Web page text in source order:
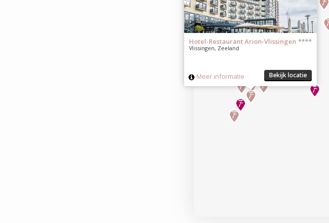
Hotel-Restaurant Arion-Vlissingen ****
Vlissingen, Zeeland
Meer informatie Bekijk locatie